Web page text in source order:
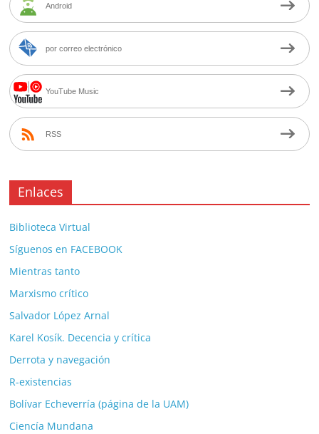
Android
por correo electrónico
YouTube Music
RSS
Enlaces
Biblioteca Virtual
Síguenos en FACEBOOK
Mientras tanto
Marxismo crítico
Salvador López Arnal
Karel Kosík. Decencia y crítica
Derrota y navegación
R-existencias
Bolívar Echeverría (página de la UAM)
Ciencía Mundana